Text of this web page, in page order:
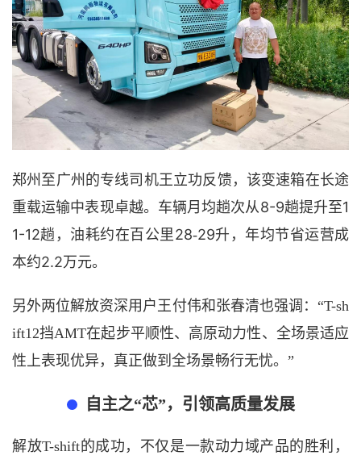
郑州至广州的专线司机王立功反馈，该变速箱在长途
重载运输中表现卓越。 车辆月均趟次从 8-9趟提升至1
1-12趟，油耗约在百公里 28-29升，年均节省运营成
本约2.2万元。
另外两位解放资深用户王付伟和张春清也强调： “T-sh
ift12挡AMT在起步平顺性、高原动力性、全场景适应
性上表现优异，真正做到全场景畅行无忧。”
自主之“芯”，引领高质量发展
解放T-shift的成功，不仅是一款动力域产品的胜利，